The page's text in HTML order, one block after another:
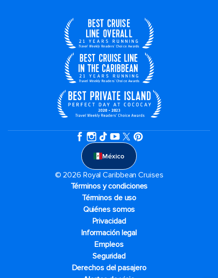
México
© 2026 Royal Caribbean Cruises
Términos y condiciones
Términos de uso
Quiénes somos
Privacidad
Información legal
Empleos
Seguridad
Derechos del pasajero